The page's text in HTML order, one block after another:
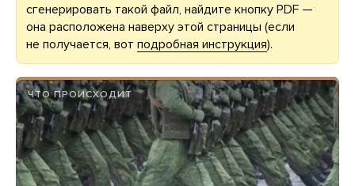
сгенерировать такой файл, найдите кнопку PDF —
она расположена наверху этой страницы (если
не получается, вот подробная инструкция).
ЧТО ПРОИСХОДИТ